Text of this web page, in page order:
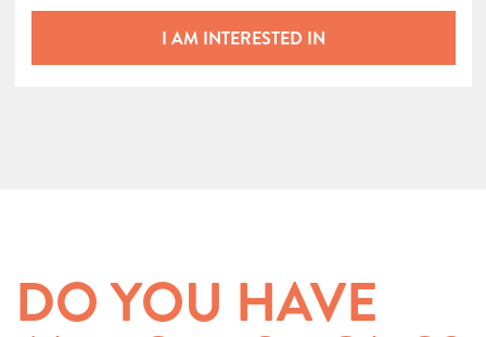
I AM INTERESTED IN
DO YOU HAVE